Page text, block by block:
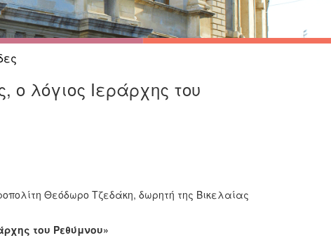
λόγιος Ιεράρχης του
Θεόδωρο Τζεδάκη, δωρητή της Βικελαίας
του Ρεθύμνου»